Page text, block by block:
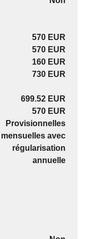
570 EUR
570 EUR
160 EUR
730 EUR
699.52 EUR
570 EUR
Provisionnelles
mensuelles avec
régularisation
annuelle